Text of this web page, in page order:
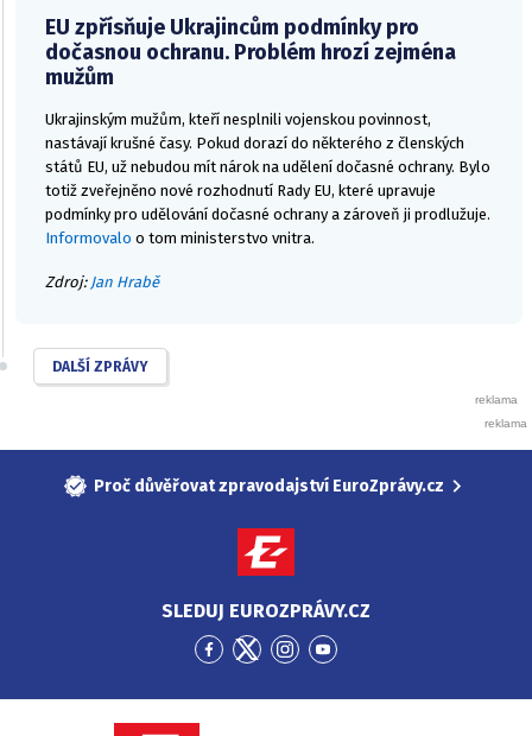
EU zpřísňuje Ukrajincům podmínky pro
dočasnou ochranu. Problém hrozí zejména
mužům
Ukrajinským mužům, kteří nesplnili vojenskou povinnost,
nastávají krušné časy. Pokud dorazí do některého z členských
států EU, už nebudou mít nárok na udělení dočasné ochrany. Bylo
totiž zveřejněno nové rozhodnutí Rady EU, které upravuje
podmínky pro udělování dočasné ochrany a zároveň ji prodlužuje.
Informovalo o tom ministerstvo vnitra.
Zdroj: Jan Hrabě
DALŠÍ ZPRÁVY
Proč důvěřovat zpravodajství EuroZprávy.cz
SLEDUJ EUROZPRÁVY.CZ
Přejít
Facebook
Přejít
Twitter
Přejít
Instagram
Přejít
YouTube